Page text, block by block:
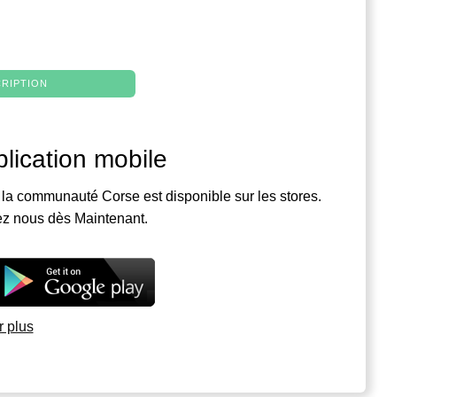
mobile
communauté Corse est disponible sur les stores.
nous dès Maintenant.
plus